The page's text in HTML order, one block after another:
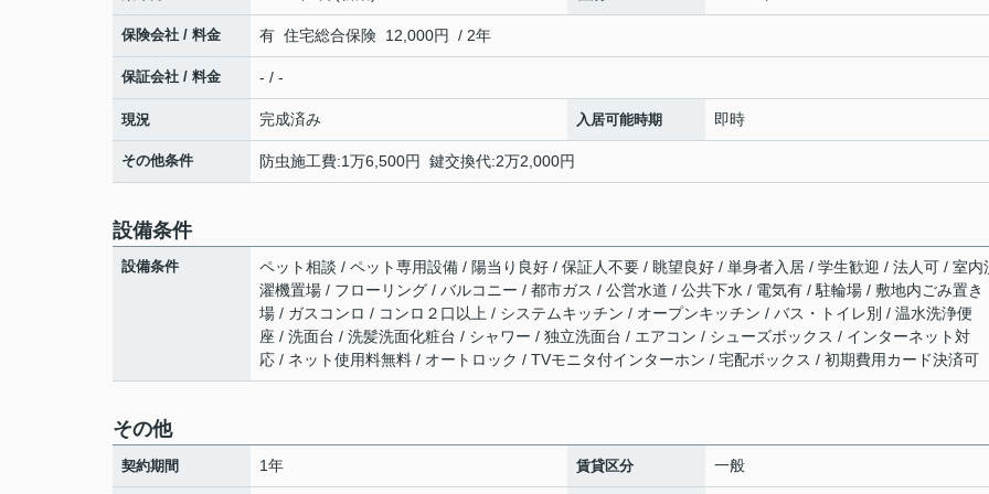
保険会社 / 料金 有 住宅総合保険 12,000円 / 2年
保証会社 / 料金 - / -
現況 完成済み 入居可能時期 即時
その他条件 防虫施工費:1万6,500円 鍵交換代:2万2,000円
設備条件
設備条件
ペット相談 / ペット専用設備 / 陽当り良好 / 保証人不要 / 眺望良好 / 単身者入居 / 学生歓迎 / 法人可 / 室内
濯機置場 / フローリング / バルコニー / 都市ガス / 公営水道 / 公共下水 / 電気有 / 駐輪場 / 敷地内ごみ置き
場 / ガスコンロ / コンロ２口以上 / システムキッチン / オープンキッチン / バス・トイレ別 / 温水洗浄便
座 / 洗面台 / 洗髪洗面化粧台 / シャワー / 独立洗面台 / エアコン / シューズボックス / インターネット対
応 / ネット使用料無料 / オートロック / TVモニタ付インターホン / 宅配ボックス / 初期費用カード決済可
その他
契約期間 1年 賃貸区分 一般